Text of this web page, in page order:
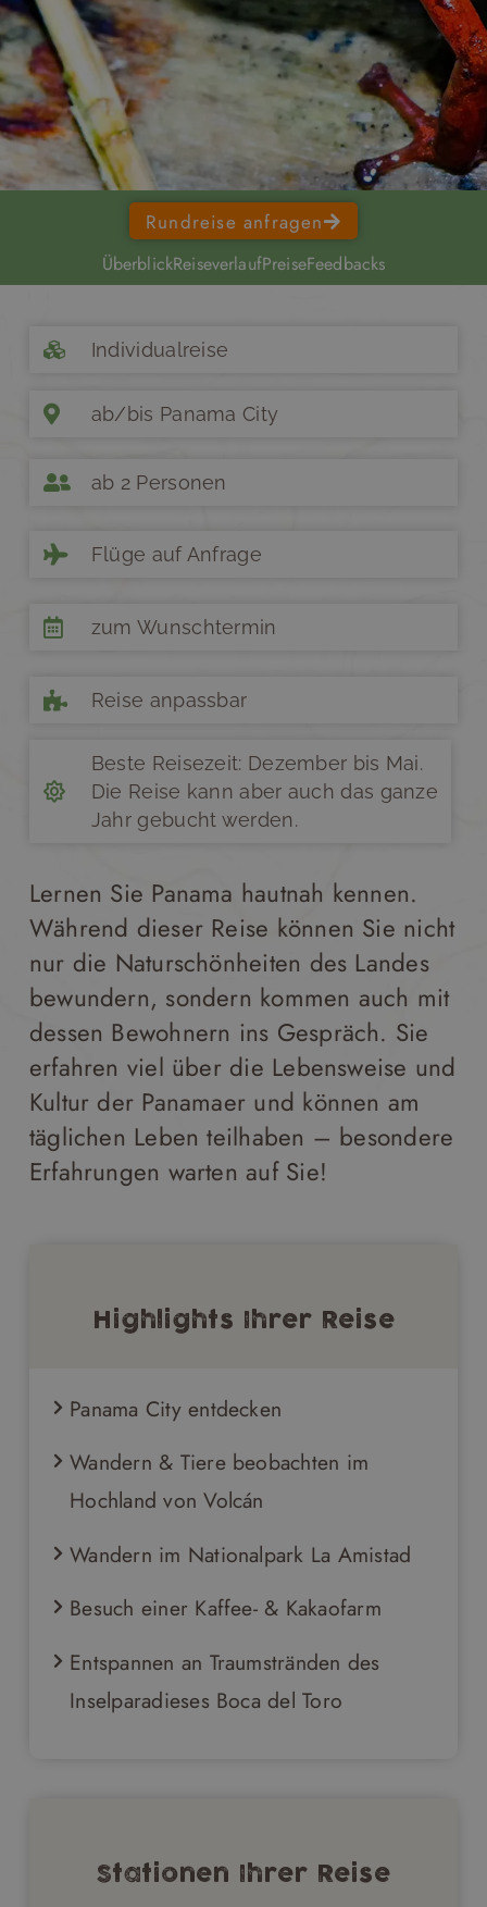
Rundreise anfragen
ÜberblickReiseverlaufPreiseFeedbacks
Individualreise
ab/bis Panama City
ab 2 Personen
Flüge auf Anfrage
zum Wunschtermin
Reise anpassbar
Beste Reisezeit: Dezember bis Mai.
Die Reise kann aber auch das ganze
Jahr gebucht werden.
Lernen Sie Panama hautnah kennen.
Während dieser Reise können Sie nicht
nur die Naturschönheiten des Landes
bewundern, sondern kommen auch mit
dessen Bewohnern ins Gespräch. Sie
erfahren viel über die Lebensweise und
Kultur der Panamaer und können am
täglichen Leben teilhaben – besondere
Erfahrungen warten auf Sie!
Highlights Ihrer Reise
Panama City entdecken
Wandern & Tiere beobachten im
Hochland von Volcán
Wandern im Nationalpark La Amistad
Besuch einer Kaffee- & Kakaofarm
Entspannen an Traumstränden des
Inselparadieses Boca del Toro
Stationen Ihrer Reise